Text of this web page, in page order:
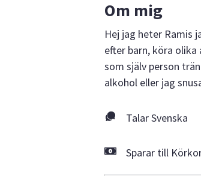
Om mig
Hej jag heter Ramis
efter barn, köra
som själv person
alkohol eller jag
Talar Svenska
Sparar till